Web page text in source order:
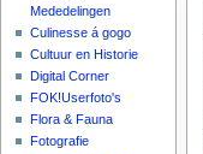
Mededelingen
Culinesse á gogo
Cultuur en Historie
Digital Corner
FOK!Userfoto's
Flora & Fauna
Fotografie